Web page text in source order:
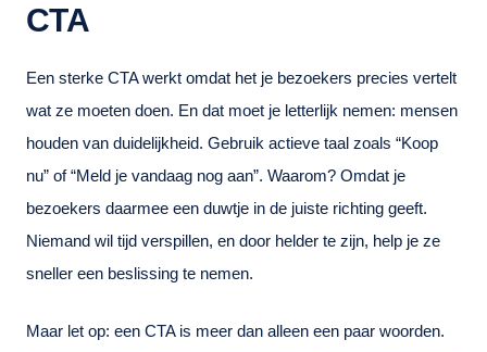
CTA
Een sterke CTA werkt omdat het je bezoekers precies vertelt
wat ze moeten doen. En dat moet je letterlijk nemen: mensen
houden van duidelijkheid. Gebruik actieve taal zoals “Koop
nu” of “Meld je vandaag nog aan”. Waarom? Omdat je
bezoekers daarmee een duwtje in de juiste richting geeft.
Niemand wil tijd verspillen, en door helder te zijn, help je ze
sneller een beslissing te nemen.
Maar let op: een CTA is meer dan alleen een paar woorden.